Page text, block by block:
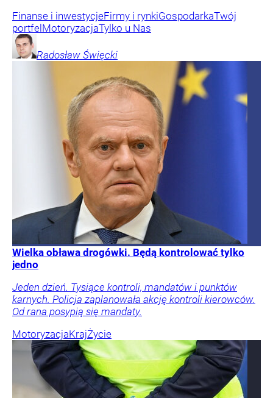
Finanse i inwestycjeFirmy i rynkiGospodarkaTwój
portfelMotoryzacjaTylko u Nas
Radosław Święcki
Wielka obława drogówki. Będą kontrolować tylko
jedno
Jeden dzień. Tysiące kontroli, mandatów i punktów
karnych. Policja zaplanowała akcję kontroli kierowców.
Od rana posypią się mandaty.
MotoryzacjaKrajŻycie